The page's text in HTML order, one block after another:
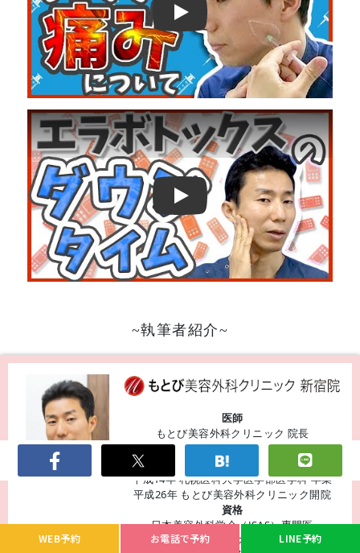
Play
Play
WEB予約 お電話で予約 LINE予約
~執筆者紹介~
医師
もとび美容外科クリニック 院長
西尾 謙三郎
経歴
平成14年 札幌医科大学医学部医学科 卒業
平成26年 もとび美容外科クリニック開院
資格
日本美容外科学会（JSAS）専門医
アラガンボトックスビスタ 認定医